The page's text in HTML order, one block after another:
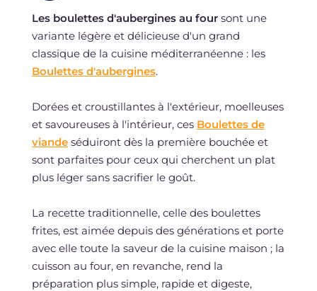
Les boulettes d'aubergines au foursont une
variante légère et délicieuse d'un grand
classique de la cuisine méditerranéenne : les
Boulettes d'aubergines.
Dorées et croustillantes à l'extérieur, moelleuses
et savoureuses à l'intérieur, ces Boulettes de
viandeséduiront dès la première bouchée et
sont parfaites pour ceux qui cherchent un plat
plus léger sans sacrifier le goût.
La recette traditionnelle, celle des boulettes
frites, est aimée depuis des générations et porte
avec elle toute la saveur de la cuisine maison ; la
cuisson au four, en revanche, rend la
préparation plus simple, rapide et digeste,